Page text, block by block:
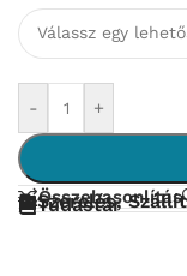
- +
Összehasonlítás
Szerelés,
Tudástár